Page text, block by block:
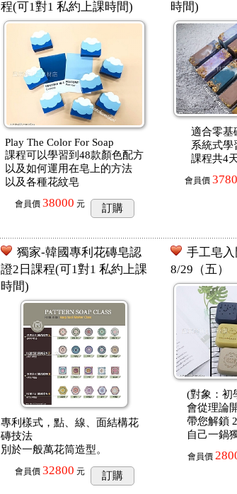
程(可1對1 私約上課時間)
Play The Color For Soap
課程可以學習到48款顏色配方
以及如何運用在皂上的方法
以及各種花紋皂
會員價 38000 元 訂購
時間)
適合零基
系統式學
課程共4
會員價
獨家-韓國專利花磚皂認
證2日課程(可1對1 私約上課
時間)
專利樣式，點、線、面結構花
磚技法
別於一般萬花筒造型。
會員價 32800 元 訂購
手工皂
8/29（五）
(對象：初
會從理論
帶您解鎖
自己一鍋
會員價